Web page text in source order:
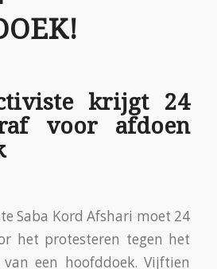
krijgt 24
voor afdoen
Saba Kord Afshari moet 24
het protesteren tegen het
een hoofddoek. Vijftien